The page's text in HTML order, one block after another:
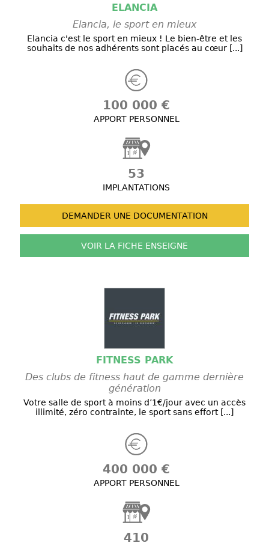
ELANCIA
Elancia, le sport en mieux
Elancia c'est le sport en mieux ! Le bien-être et les
souhaits de nos adhérents sont placés au cœur [...]
100 000 €
APPORT PERSONNEL
53
IMPLANTATIONS
DEMANDER UNE DOCUMENTATION
VOIR LA FICHE ENSEIGNE
FITNESS PARK
Des clubs de fitness haut de gamme dernière
génération
Votre salle de sport à moins d’1€/jour avec un accès
illimité, zéro contrainte, le sport sans effort [...]
400 000 €
APPORT PERSONNEL
410